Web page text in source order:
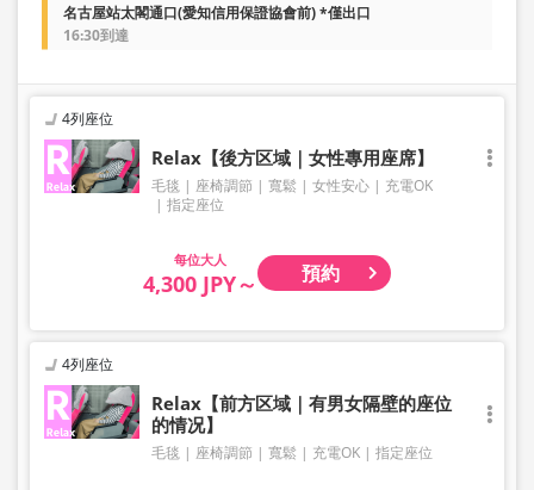
名古屋站太閣通口(愛知信用保證協會前) *僅出口
16:30到達
4列座位
Relax【後方区域｜女性專用座席】
毛毯 座椅調節 寬鬆 女性安心
充電OK
指定座位
大人
4,300 JPY～ 預約
4列座位
Relax【前方区域｜有男女隔壁的座位
的情况】
毛毯 座椅調節 寬鬆 充電OK 指定座位